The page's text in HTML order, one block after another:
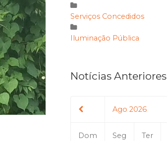
Serviços Concedidos
Iluminação Pública
Notícias Anteriores
Ago 2026
Dom Seg Ter